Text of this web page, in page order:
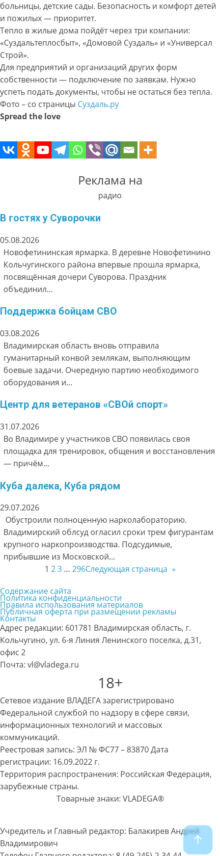
больницы, детские сады. Безопасность и комфорт детей
и пожилых — приоритет.
Тепло в жилые дома пойдёт через три компании:
«Суздальтеплосбыт», «Домовой Суздаль» и «Универсал
Строй».
Для предприятий и организаций других форм
собственности — подключение по заявкам. Нужно
успеть подать документы, чтобы не остаться без тепла.
Фото – со страницы Суздаль.ру
Spread the love
Реклама на
радио
В гостях у Суворочки
05.08.2026
Новофетининская ярмарка. В деревне Новофетинино
Кольчугинского района впервые прошла ярмарка,
посвящённая дочери Суворова. Праздник
объединил…
Поддержка бойцам СВО
03.08.2026
Владимирская область вновь отправила
гуманитарный конвой землякам, выполняющим
боевые задачи. Очередную партию необходимого
оборудования и…
Центр для ветеранов «СВОй спорт»
31.07.2026
Во Владимире у участников СВО появилась своя
площадка для тренировок, общения и восстановления
— причём…
Куба далека, Куба рядом
29.07.2026
Обустроили полноценную нарколабораторию.
Владимирский облсуд огласил сроки трем фигурантам
крупного наркопроизводства. Подсудимые,
прибывшие из Московской…
1 2 3 … 296Следующая страница »
Содержание сайта
Политика конфиденциальности
Правила использования материалов
Публичная оферта при размещении рекламы
Контакты
Адрес редакции: 601781 Владимирская область, г.
Кольчугино, ул. 6-я Линия Ленинского поселка, д.31,
офис 2
Почта: vl@vladega.ru
18+
Сетевое издание ВЛАДЕГА зарегистрировано
Федеральной службой по надзору в сфере связи,
информационных технологий и массовых
коммуникаций.
Реестровая запись: ЭЛ № ФС77 – 83870 Дата
регистрации: 16.09.2022 г.
Территория распространения: Российская Федерация,
зарубежные страны.
Товарные знаки: VLADEGA®
Учредитель и Главный редактор: Балакирев Андрей
Владимирович